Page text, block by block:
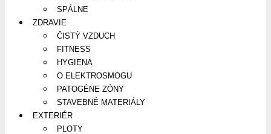
SPÁLNE
ZDRAVIE
ČISTÝ VZDUCH
FITNESS
HYGIENA
O ELEKTROSMOGU
PATOGÉNE ZÓNY
STAVEBNÉ MATERIÁLY
EXTERIÉR
PLOTY